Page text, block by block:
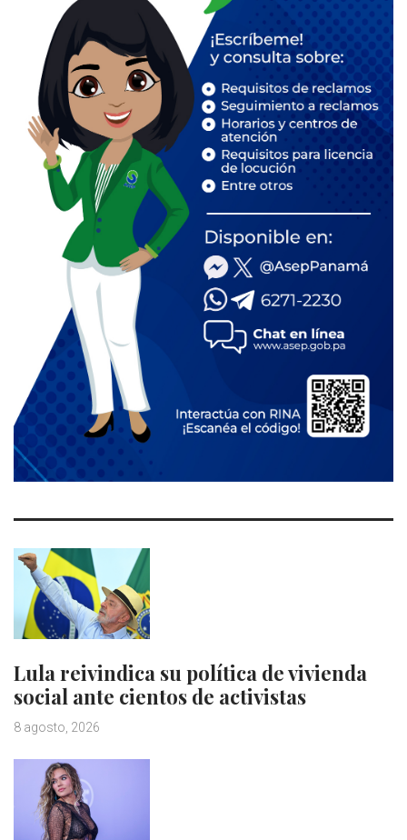
Lula reivindica su política de vivienda
social ante cientos de activistas
8 agosto, 2026